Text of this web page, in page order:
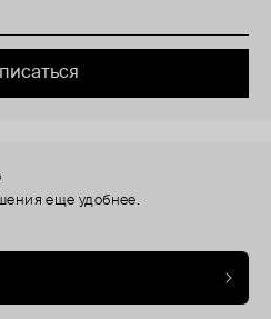
еще удобнее.